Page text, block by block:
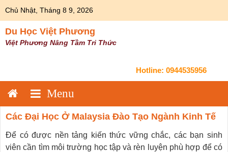
Chủ Nhật, Tháng 8 9, 2026
Du Học Việt Phương
Việt Phương Nâng Tầm Tri Thức
Hotline: 0944535956
Các Đại Học Ở Malaysia Đào Tạo Ngành Kinh Tế
Để có được nền tảng kiến thức vững chắc, các bạn sinh
viên cần tìm môi trường học tập và rèn luyện phù hợp để có